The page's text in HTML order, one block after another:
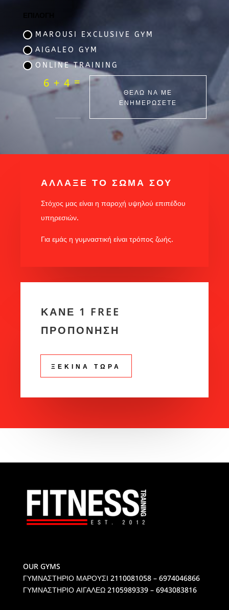
MAROUSI EXCLUSIVE GYM
AIGALEO GYM
ONLINE TRAINING
6 + 4=
ΘΕΛΩ ΝΑ ΜΕ
ΕΝΗΜΕΡΩΣΕΤΕ
ΑΛΛΑΞΕ ΤΟ ΣΩΜΑ ΣΟΥ
Στόχος μας είναι η παροχή υψηλού επιπέδου
υπηρεσιών.
Για εμάς η γυμναστική είναι τρόπος ζωής.
ΚΑΝΕ 1 FREE
ΠΡΟΠΟΝΗΣΗ
ΞΕΚΙΝΑ ΤΩΡΑ
OUR GYMS
ΓΥΜΝΑΣΤΗΡΙΟ ΜΑΡΟΥΣΙ 2110081058 – 6974046866
ΓΥΜΝΑΣΤΗΡΙΟ ΑΙΓΑΛΕΩ2105989339 – 6943083816